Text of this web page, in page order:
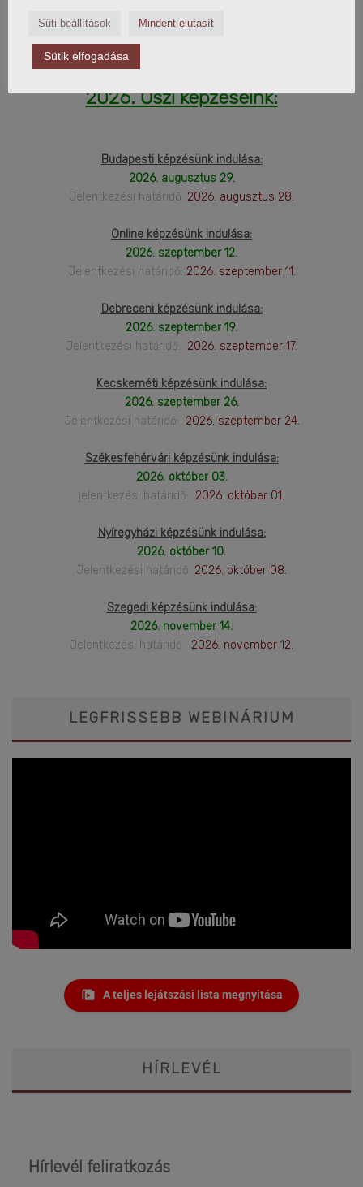
FELSŐFOKÚ LOGISZTIKAI
2026. Őszi képzéseink:
Budapesti képzésünk indulása:
2026. augusztus 29.
Jelentkezési határidő: 2026. augusztus 28.
Online képzésünk indulása:
2026. szeptember 12.
Jelentkezési határidő: 2026. szeptember 11.
Debreceni képzésünk indulása:
2026. szeptember 19.
Jelentkezési határidő: 2026. szeptember 17.
Kecskeméti képzésünk indulása:
2026. szeptember 26.
Jelentkezési határidő: 2026. szeptember 24.
Székesfehérvári képzésünk indulása:
2026. október 03.
jelentkezési határidő: 2026. október 01.
Nyíregyházi képzésünk indulása:
2026. október 10.
Jelentkezési határidő: 2026. október 08.
Szegedi képzésünk indulása:
2026. november 14.
Jelentkezési határidő: 2026. november 12.
LEGFRISSEBB WEBINÁRIUM
A teljes lejátszási lista megnyitása
HÍRLEVÉL
Hírlevél feliratkozás
Süti beállítások Mindent elutasít
Sütik elfogadása